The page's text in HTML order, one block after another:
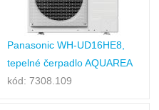
Panasonic WH-UD16HE8,
tepelné čerpadlo AQUAREA
kód: 7308.109